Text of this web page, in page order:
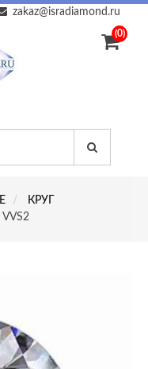
zakaz@isradiamond.ru
(0)
КРУГ